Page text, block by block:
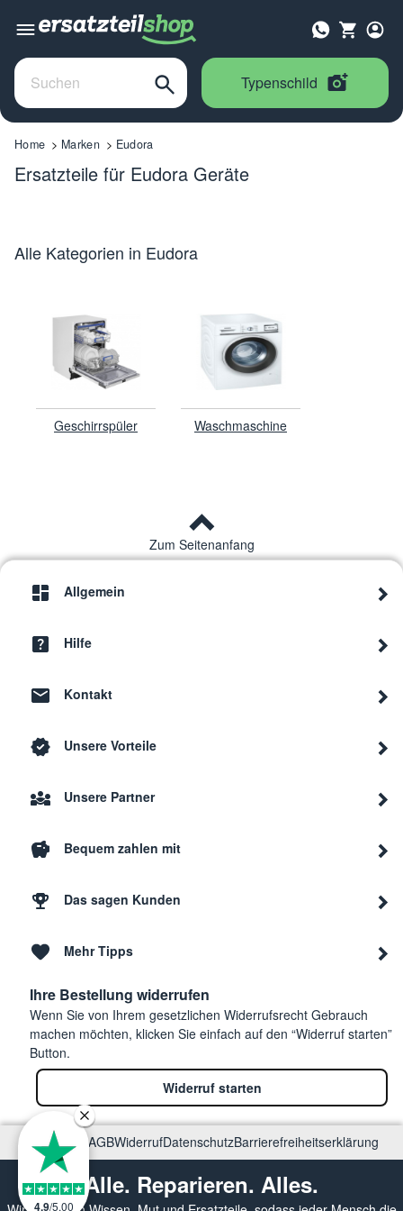
Typenschild
Home Marken Eudora
Ersatzteile für Eudora Geräte
Alle Kategorien in Eudora
Geschirrspüler Waschmaschine
Zum Seitenanfang
Allgemein
Hilfe
Kontakt
Unsere Vorteile
Unsere Partner
Bequem zahlen mit
Das sagen Kunden
Mehr Tipps
Ihre Bestellung widerrufen
Wenn Sie von Ihrem gesetzlichen Widerrufsrecht Gebrauch
machen möchten, klicken Sie einfach auf den “Widerruf starten”
Button.
Widerruf starten
ImpressumAGBWiderrufDatenschutzBarrierefreiheitserklärung
Alle. Reparieren. Alles.
4.9/5.00